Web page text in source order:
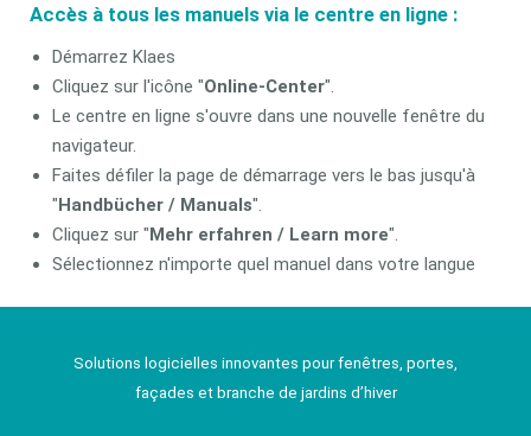
Accès à tous les manuels via le centre en ligne :
Démarrez Klaes
Cliquez sur l'icône "Online-Center".
Le centre en ligne s'ouvre dans une nouvelle fenêtre du
navigateur.
Faites défiler la page de démarrage vers le bas jusqu'à
"Handbücher / Manuals".
Cliquez sur "Mehr erfahren / Learn more".
Sélectionnez n'importe quel manuel dans votre langue
Solutions logicielles innovantes pour fenêtres, portes,
façades et branche de jardins d’hiver